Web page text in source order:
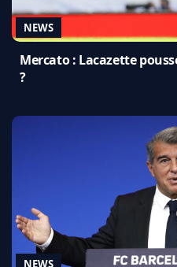
NEWS
Mercato : Lacazette
?
NEWS